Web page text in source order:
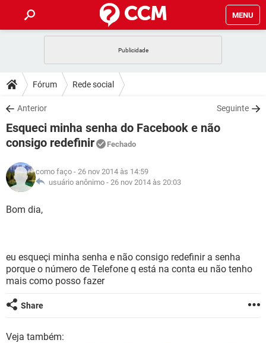
MENU
CELULAR
OUTLOOK
INSTAGRAM GMAIL
GUIA DE COMPRAS
DICAS
JOGOS
OUTLOOK
GUIA DE COMPRAS
DOWNLOADS
JOGOS WHATSAPP
CELULAR
OUTLOOK EXCEL
INSTAGRAM
GUIA DE COMPRAS
FÓRUM
CELULAR FACEBOOK
GLOSSÁRIO
JOGOS
CELULAR
GUIA DE COMPRAS
Fórum Rede social
Anterior Seguinte
Esqueci minha senha do Facebook e não
consigo redefinir
Fechado
como faço - 26 nov 2014 às 14:59
usuário anônimo - 26 nov 2014 às 20:03
Bom dia,
eu esqueçi minha senha e não consigo redefinir a senha
porque o número de Telefone q está na conta eu não tenho
mais como posso fazer
Share
Veja também: